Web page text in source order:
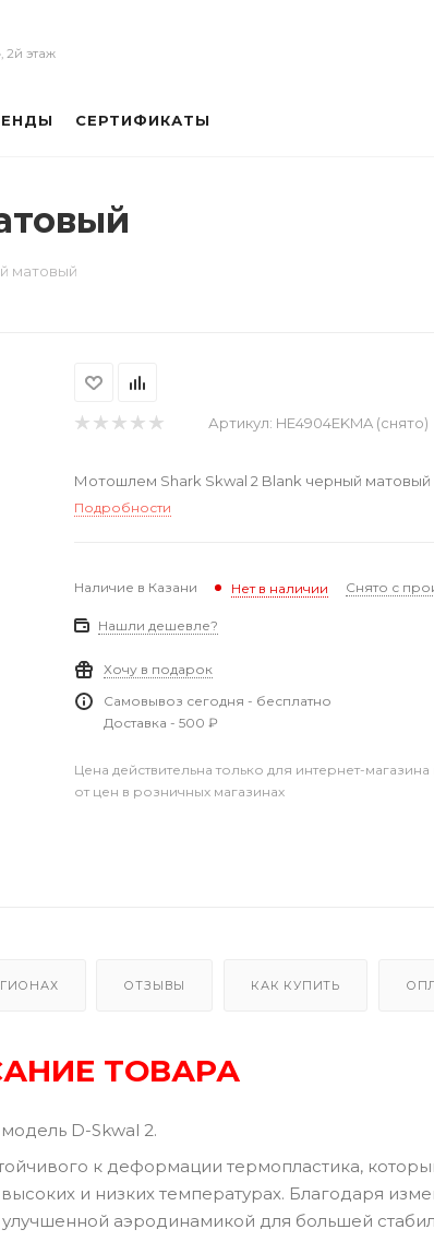
2й этаж
СЕРТИФИКАТЫ
матовый
Артикул: HE4904EKMA (снято)
Мотошлем Shark Skwal 2 Blank черный матовый
Подробности
Наличие в Казани Нет в наличии Снято с
Нашли дешевле?
Хочу в подарок
Самовывоз сегодня - бесплатно
Доставка - 500 ₽
Цена действительна только для интернет-
от цен в розничных магазинах
ОТЗЫВЫ КАК КУПИТЬ
ТОВАРА
D-Skwal 2.
к деформации термопластика,
и низких температурах. Благодаря
аэродинамикой для большей